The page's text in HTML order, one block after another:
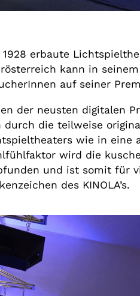
1928 erbaute
kann in
auf seiner
der neusten digitalen
durch die teilweise
wie in eine
wird die
und ist somit für
des KINOLA’s.